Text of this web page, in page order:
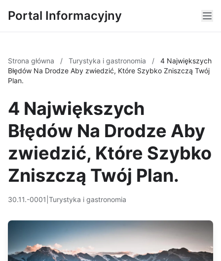
Portal Informacyjny
Strona główna / Turystyka i gastronomia /
4 Największych
Błędów Na Drodze Aby zwiedzić, Które Szybko Zniszczą Twój
Plan.
4 Największych
Błędów Na Drodze Aby
zwiedzić, Które Szybko
Zniszczą Twój Plan.
30.11.-0001 Turystyka i gastronomia